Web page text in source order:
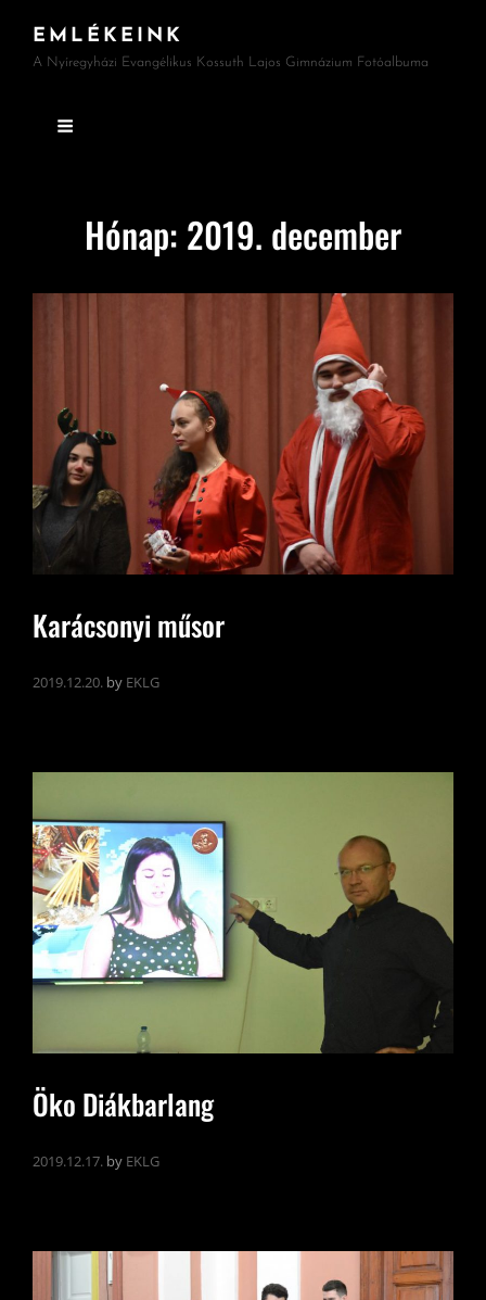
EMLÉKEINK
A Nyíregyházi Evangélikus Kossuth Lajos Gimnázium Fotóalbuma
Hónap: 2019. december
Karácsonyi műsor
2019.12.20. by EKLG
Öko Diákbarlang
2019.12.17. by EKLG